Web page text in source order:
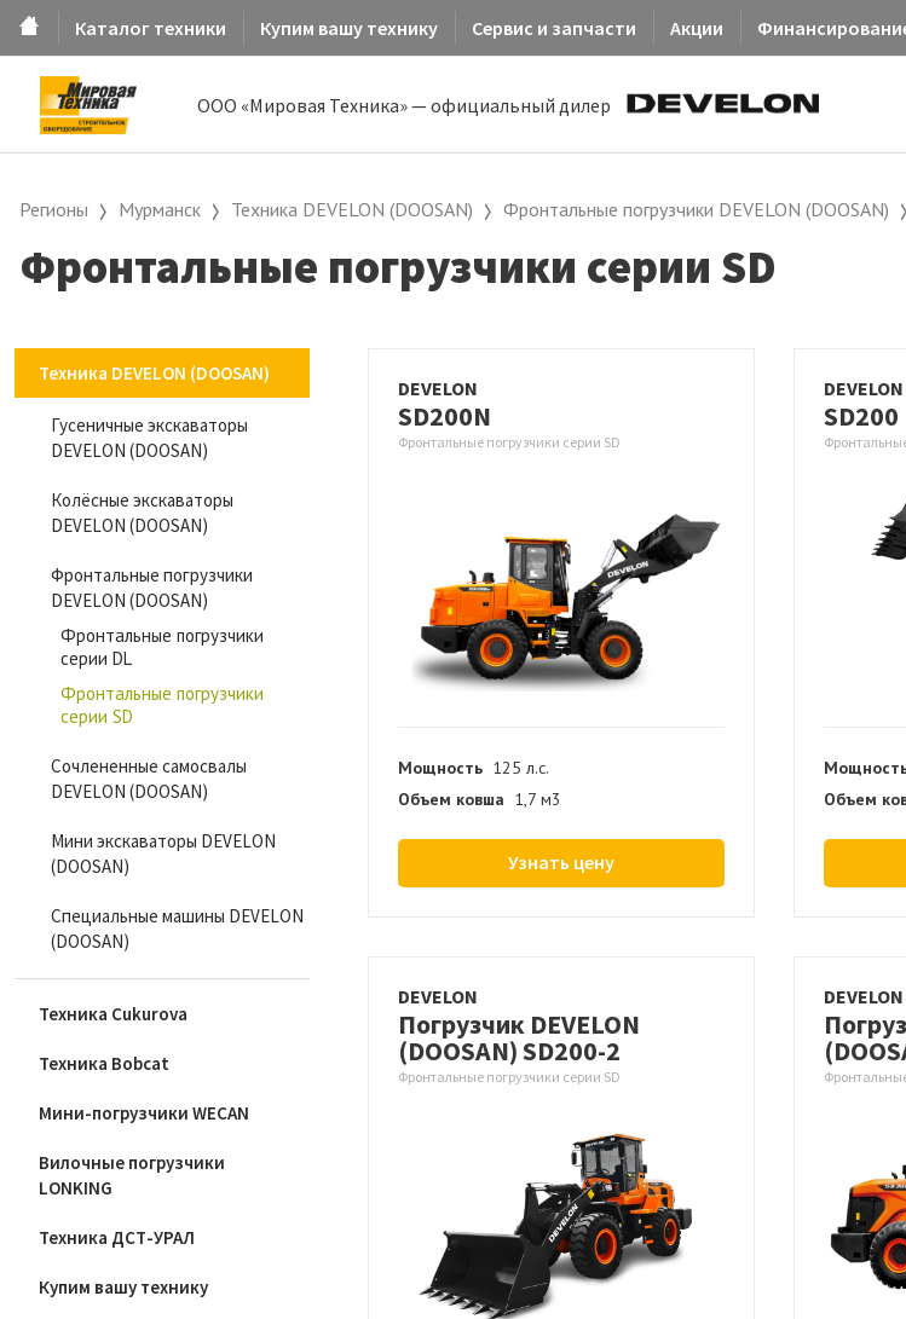
Каталог техники Купим вашу технику Сервис и запчасти Акции
ООО «Мировая Техника» — официальный дилер
Регионы Мурманск Техника DEVELON (DOOSAN) Фронтальные погрузчики DEVELON (DOOSAN)
Фронтальные погрузчики серии SD
Техника DEVELON (DOOSAN)
Гусеничные экскаваторы
DEVELON (DOOSAN)
Колёсные экскаваторы
DEVELON (DOOSAN)
Фронтальные погрузчики
DEVELON (DOOSAN)
Фронтальные погрузчики
серии DL
Фронтальные погрузчики
серии SD
Сочлененные самосвалы
DEVELON (DOOSAN)
Мини экскаваторы DEVELON
(DOOSAN)
Специальные машины DEVELON
(DOOSAN)
Техника Cukurova
Техника Bobcat
Мини-погрузчики WECAN
Вилочные погрузчики
LONKING
Техника ДСТ-УРАЛ
Купим вашу технику
DEVELON
SD200N
Фронтальные погрузчики серии SD
Мощность 125 л.с.
Объем ковша 1,7 м3
Узнать цену
DEVELON
SD200
Объем
DEVELON
Погрузчик DEVELON
(DOOSAN) SD200-2
Фронтальные погрузчики серии SD
DEVELON